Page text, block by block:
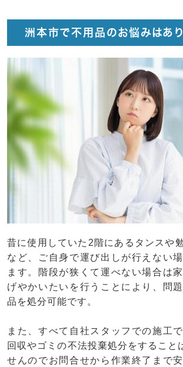
洲本市で不用品のお悩みはあ
昔に使用していた2階にあるタンスや
など、ご自身で運び出しが行えない
ます。階段が狭くて運べない場合は
げやかいたいを行うことにより、問
品を処分可能です。
また、すべて自社スタッフでの施工
回収やゴミの不法投棄処分をすること
せんのでお問合せから作業終了まで